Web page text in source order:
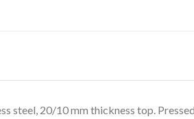
steel, 20/10 mm thickness top.